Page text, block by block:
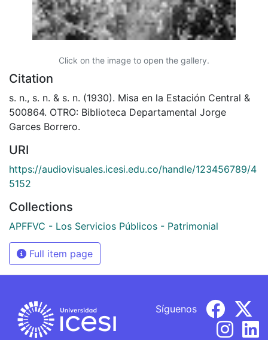
Click on the image to open the gallery.
Citation
s. n., s. n. & s. n. (1930). Misa en la Estación Central &
500864. OTRO: Biblioteca Departamental Jorge
Garces Borrero.
URI
https://audiovisuales.icesi.edu.co/handle/123456789/4
5152
Collections
APFFVC - Los Servicios Públicos - Patrimonial
Full item page
Síguenos